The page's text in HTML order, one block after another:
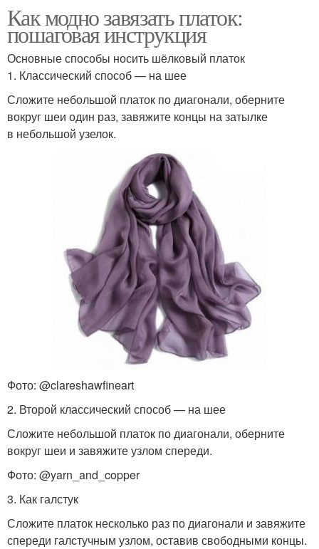
Как модно завязать платок:
пошаговая инструкция
Основные способы носить шёлковый платок
1. Классический способ — на шее
Сложите небольшой платок по диагонали, оберните
вокруг шеи один раз, завяжите концы на затылке
в небольшой узелок.
Фото: @clareshawfineart
2. Второй классический способ — на шее
Сложите небольшой платок по диагонали, оберните
вокруг шеи и завяжите узлом спереди.
Фото: @yarn_and_copper
3. Как галстук
Сложите платок несколько раз по диагонали и завяжите
спереди галстучным узлом, оставив свободными концы.